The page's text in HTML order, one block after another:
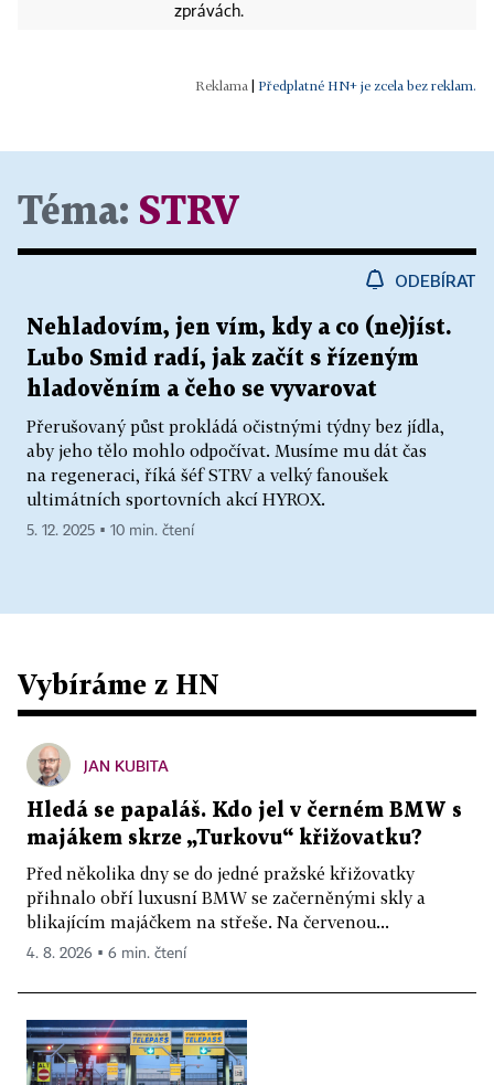
zprávách.
Předplatné HN+ je zcela bez reklam.
Téma: STRV
ODEBÍRAT
Nehladovím, jen vím, kdy a co (ne)jíst.
Lubo Smid radí, jak začít s řízeným
hladověním a čeho se vyvarovat
Přerušovaný půst prokládá očistnými týdny bez jídla,
aby jeho tělo mohlo odpočívat. Musíme mu dát čas
na regeneraci, říká šéf STRV a velký fanoušek
ultimátních sportovních akcí HYROX.
5. 12. 2025 ▪ 10 min. čtení
Vybíráme z HN
JAN KUBITA
Hledá se papaláš. Kdo jel v černém BMW s
majákem skrze „Turkovu“ křižovatku?
Před několika dny se do jedné pražské křižovatky
přihnalo obří luxusní BMW se začerněnými skly a
blikajícím majáčkem na střeše. Na červenou...
4. 8. 2026 ▪ 6 min. čtení